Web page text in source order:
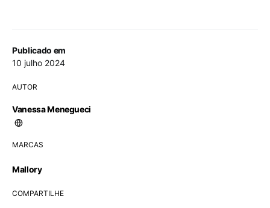
Publicado em
10 julho 2024
AUTOR
Vanessa Menegueci
MARCAS
Mallory
COMPARTILHE